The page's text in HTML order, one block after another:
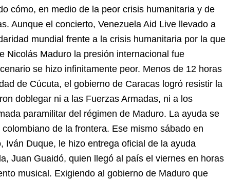
cómo, en medio de la peor crisis humanitaria y de
Aunque el concierto, Venezuela Aid Live llevado a
mundial frente a la crisis humanitaria por la que
Nicolás Maduro la presión internacional fue
se hizo infinitamente peor. Menos de 12 horas
de Cúcuta, el gobierno de Caracas logró resistir la
doblegar ni a las Fuerzas Armadas, ni a los
paramilitar del régimen de Maduro. La ayuda se
de la frontera. Ese mismo sábado en
Iván Duque, le hizo entrega oficial de la ayuda
Juan Guaidó, quien llegó al país el viernes en horas
musical. Exigiendo al gobierno de Maduro que